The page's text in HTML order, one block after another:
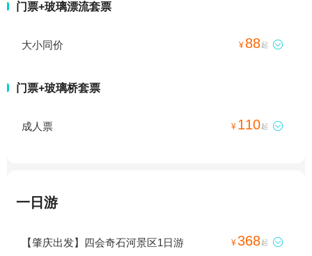
门票+玻璃漂流套票
大小同价 ¥ 88起 
门票+玻璃桥套票
成人票 ¥ 110起 
一日游
【肇庆出发】四会奇石河景区1日游 ¥368起 